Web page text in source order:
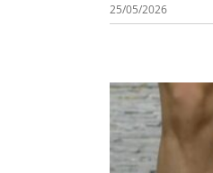
25/05/2026